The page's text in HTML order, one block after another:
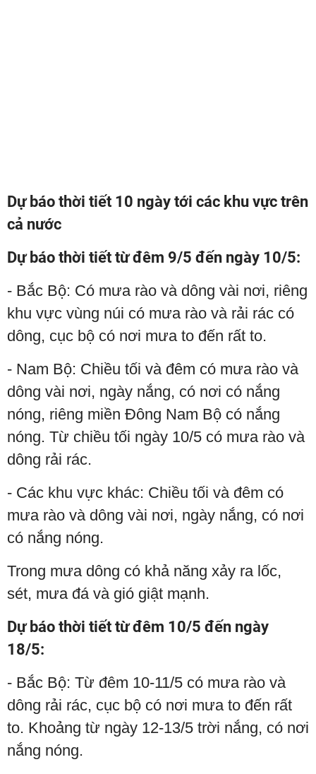
Dự báo thời tiết 10 ngày tới các khu vực trên
cả nước
Dự báo thời tiết từ đêm 9/5 đến ngày 10/5:
- Bắc Bộ: Có mưa rào và dông vài nơi, riêng
khu vực vùng núi có mưa rào và rải rác có
dông, cục bộ có nơi mưa to đến rất to.
- Nam Bộ: Chiều tối và đêm có mưa rào và
dông vài nơi, ngày nắng, có nơi có nắng
nóng, riêng miền Đông Nam Bộ có nắng
nóng. Từ chiều tối ngày 10/5 có mưa rào và
dông rải rác.
- Các khu vực khác: Chiều tối và đêm có
mưa rào và dông vài nơi, ngày nắng, có nơi
có nắng nóng.
Trong mưa dông có khả năng xảy ra lốc,
sét, mưa đá và gió giật mạnh.
Dự báo thời tiết từ đêm 10/5 đến ngày
18/5:
- Bắc Bộ: Từ đêm 10-11/5 có mưa rào và
dông rải rác, cục bộ có nơi mưa to đến rất
to. Khoảng từ ngày 12-13/5 trời nắng, có nơi
nắng nóng.